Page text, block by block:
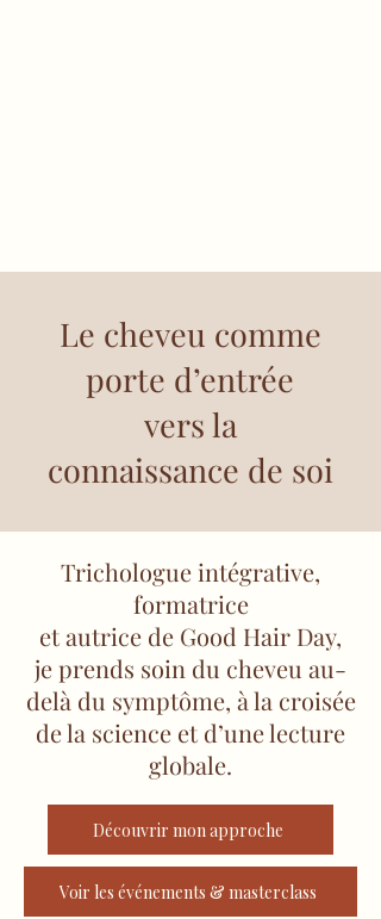
Le cheveu comme
porte d’entrée
vers la
connaissance de soi
Trichologue intégrative,
formatrice
et autrice de Good Hair Day,
je prends soin du cheveu au-
delà du symptôme, à la croisée
de la science et d’une lecture
globale.
Découvrir mon approche
Voir les événements & masterclass